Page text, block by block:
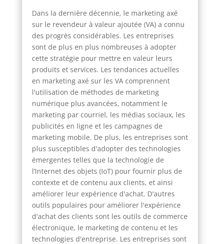
Dans la dernière décennie, le marketing axé
sur le revendeur à valeur ajoutée (VA) a connu
des progrès considérables. Les entreprises
sont de plus en plus nombreuses à adopter
cette stratégie pour mettre en valeur leurs
produits et services. Les tendances actuelles
en marketing axé sur les VA comprennent
l'utilisation de méthodes de marketing
numérique plus avancées, notamment le
marketing par courriel, les médias sociaux, les
publicités en ligne et les campagnes de
marketing mobile. De plus, les entreprises sont
plus susceptibles d'adopter des technologies
émergentes telles que la technologie de
l’Internet des objets (IoT) pour fournir plus de
contexte et de contenu aux clients, et ainsi
améliorer leur expérience d'achat. D'autres
outils populaires pour améliorer l'expérience
d'achat des clients sont les outils de commerce
électronique, le marketing de contenu et les
technologies d'entreprise. Les entreprises sont